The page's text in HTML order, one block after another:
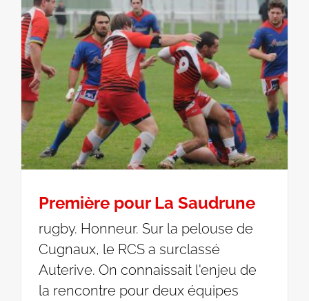
Première pour La Saudrune
rugby. Honneur. Sur la pelouse de
Cugnaux, le RCS a surclassé
Auterive. On connaissait l'enjeu de
la rencontre pour deux équipes